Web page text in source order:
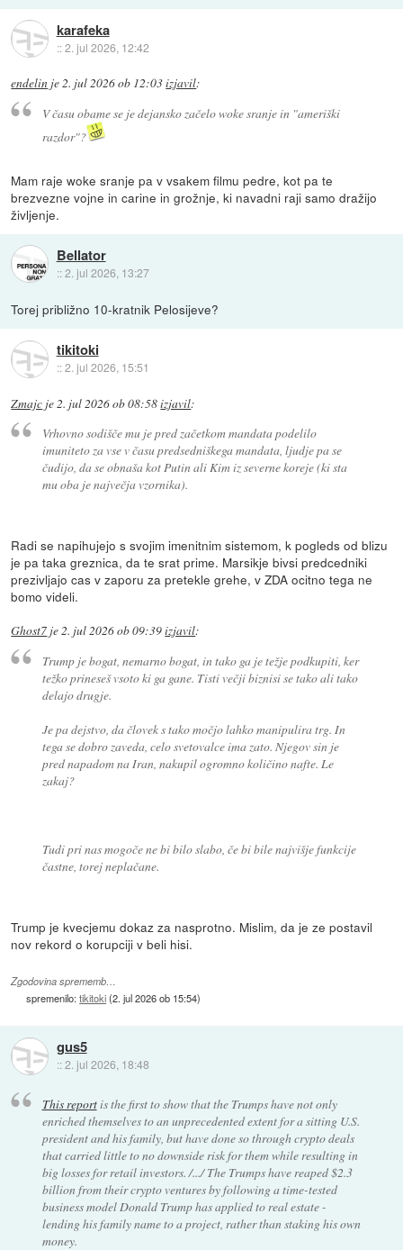
karafeka
::2. jul 2026, 12:42
endelin je2. jul 2026 ob 12:03izjavil:
V času obame se je dejansko začelo woke sranje in "ameriški
razdor"?
Mam raje woke sranje pa v vsakem filmu pedre, kot pa te
brezvezne vojne in carine in grožnje, ki navadni raji samo dražijo
življenje.
Bellator
::2. jul 2026, 13:27
Torej približno 10-kratnik Pelosijeve?
tikitoki
::2. jul 2026, 15:51
Zmajc je2. jul 2026 ob 08:58izjavil:
Vrhovno sodišče mu je pred začetkom mandata podelilo
imuniteto za vse v času predsedniškega mandata, ljudje pa se
čudijo, da se obnaša kot Putin ali Kim iz severne koreje (ki sta
mu oba je največja vzornika).
Radi se napihujejo s svojim imenitnim sistemom, k pogleds od blizu
je pa taka greznica, da te srat prime. Marsikje bivsi predcedniki
prezivljajo cas v zaporu za pretekle grehe, v ZDA ocitno tega ne
bomo videli.
Ghost7 je2. jul 2026 ob 09:39izjavil:
Trump je bogat, nemarno bogat, in tako ga je težje podkupiti, ker
težko prineseš vsoto ki ga gane. Tisti večji biznisi se tako ali tako
delajo drugje.
Je pa dejstvo, da človek s tako močjo lahko manipulira trg. In
tega se dobro zaveda, celo svetovalce ima zato. Njegov sin je
pred napadom na Iran, nakupil ogromno količino nafte. Le
zakaj?
Tudi pri nas mogoče ne bi bilo slabo, če bi bile najvišje funkcije
častne, torej neplačane.
Trump je kvecjemu dokaz za nasprotno. Mislim, da je ze postavil
nov rekord o korupciji v beli hisi.
Zgodovina sprememb…
spremenilo:tikitoki(2. jul 2026 ob 15:54)
gus5
::2. jul 2026, 18:48
This reportis the first to show that the Trumps have not only
enriched themselves to an unprecedented extent for a sitting U.S.
president and his family, but have done so through crypto deals
that carried little to no downside risk for them while resulting in
big losses for retail investors. /.../ The Trumps have reaped $2.3
billion from their crypto ventures by following a time-tested
business model Donald Trump has applied to real estate -
lending his family name to a project, rather than staking his own
money.